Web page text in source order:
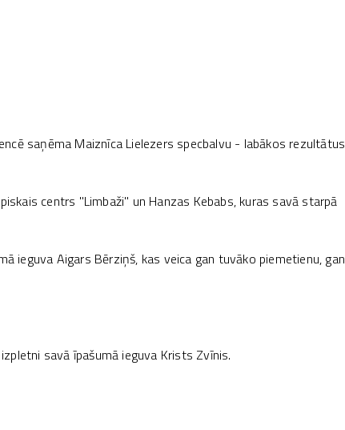
saņēma Maiznīca Lielezers specbalvu - labākos rezultātus
centrs "Limbaži" un Hanzas Kebabs, kuras savā starpā
ieguva Aigars Bērziņš, kas veica gan tuvāko piemetienu, gan
savā īpašumā ieguva Krists Zvīnis.